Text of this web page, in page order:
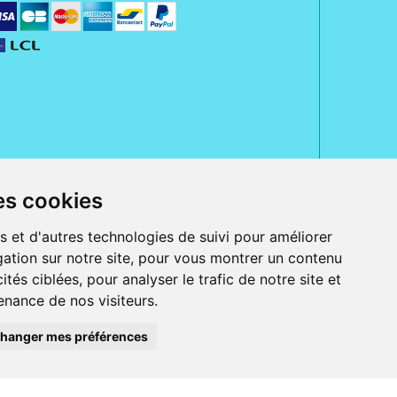
cookies
et d'autres technologies de suivi pour améliorer
sur notre site, pour vous montrer un contenu
ciblées, pour analyser le trafic de notre site et
de nos visiteurs.
mes préférences
Jeanne d' Harcourt, 80300 Albert.
ordonnance.
et iPod touch), ou sur Google Play (pour Androïd 5.0 ou version
Bancontact, PayPal.
beauté et bien-être ainsi que différents services : suivi personnalisé,
la peau, des cheveux...), mesure de la glycémie, perruques.
Pharmactiv réunit près de 1500 adhérents pharmaciens autour d' un
médical sous sa marque BetterLife.